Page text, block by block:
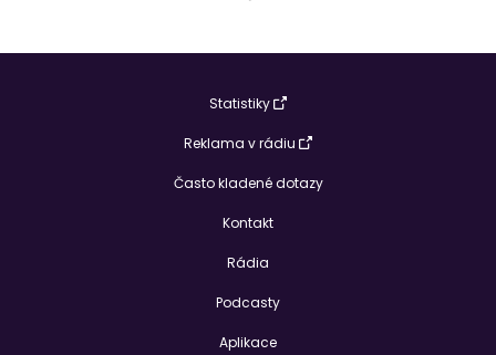
Statistiky
Reklama v rádiu
Často kladené dotazy
Kontakt
Rádia
Podcasty
Aplikace